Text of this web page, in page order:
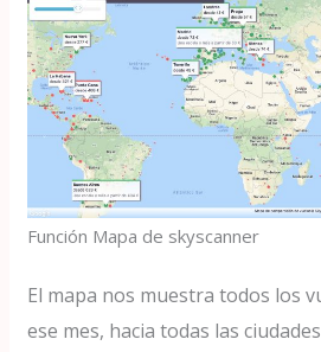
Función Mapa de skyscanner
El mapa nos muestra todos los
ese mes, hacia todas las